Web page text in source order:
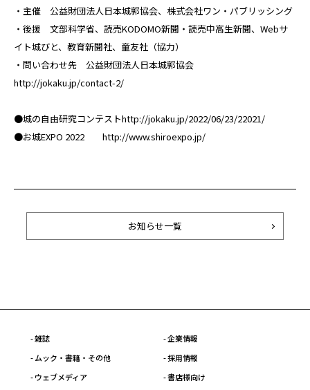
・主催 公益財団法人日本城郭協会、株式会社ワン・パブリッシング
・後援 文部科学省、読売KODOMO新聞・読売中高生新聞、Webサ
イト城びと、教育新聞社、童友社（協力）
・問い合わせ先 公益財団法人日本城郭協会
http://jokaku.jp/contact-2/
●城の自由研究コンテストhttp://jokaku.jp/2022/06/23/22021/
●お城EXPO 2022 http://www.shiroexpo.jp/
お知らせ一覧
- 雑誌
- ムック・書籍・その他
- ウェブメディア
- 企業情報
- 採用情報
- 書店様向け